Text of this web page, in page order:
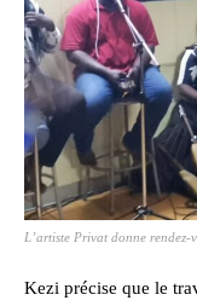
L’artiste Privat donne rendez-
Kezi précise que le